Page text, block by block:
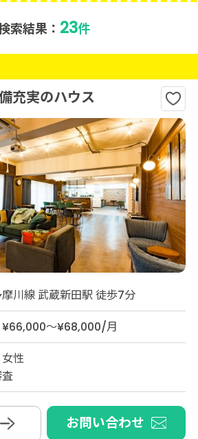
索結果： 23件
充実のハウス
川線 武蔵新田駅 徒歩7分
¥66,000～¥68,000/月
性
お問い合わせ